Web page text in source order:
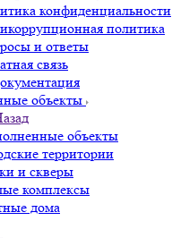
конфиденциальности
политика
и ответы
связь
объекты
объекты
территории
и скверы
комплексы
дома